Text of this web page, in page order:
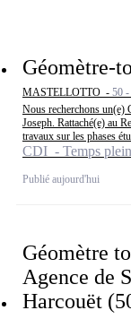
Géomètre-
MASTELLOTTO - 50 -
Nous recherchons un(e)
Joseph. Rattaché(e) au
travaux sur les phases
CDI - Temps plein
Publié aujourd'hui
Géomètre
Agence de
Harcouët